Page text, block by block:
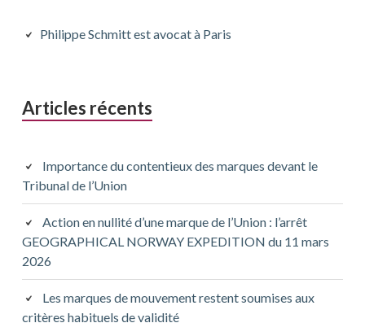
principale
Philippe Schmitt est avocat à Paris
Articles récents
Importance du contentieux des marques devant le
Tribunal de l’Union
Action en nullité d’une marque de l’Union : l’arrêt
GEOGRAPHICAL NORWAY EXPEDITION du 11 mars
2026
Les marques de mouvement restent soumises aux
critères habituels de validité